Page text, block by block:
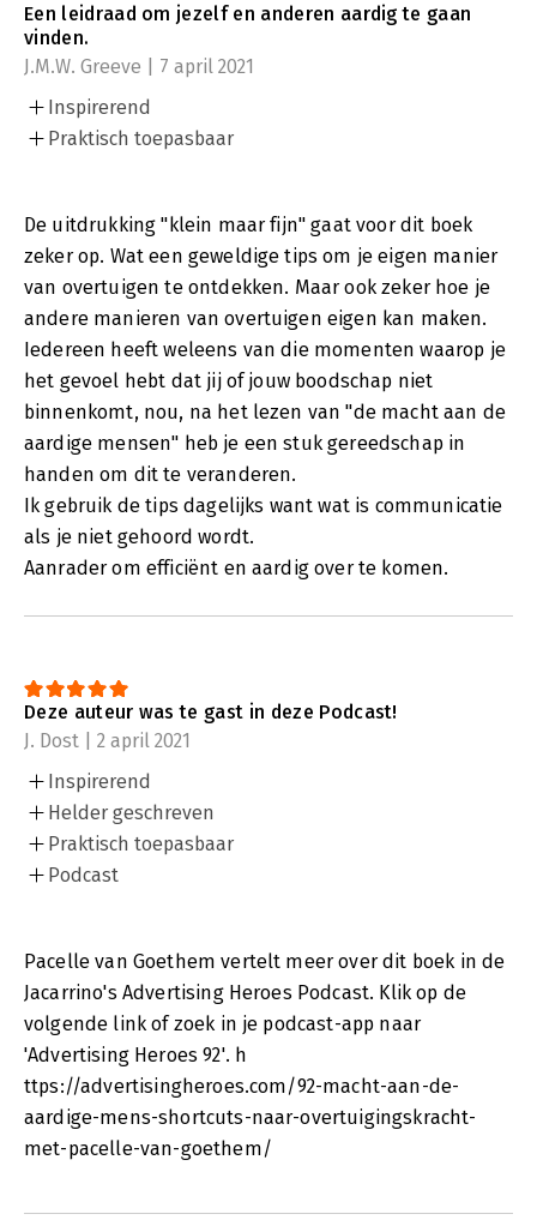
Een leidraad om jezelf en anderen aardig te gaan
vinden.
J.M.W. Greeve | 7 april 2021
Inspirerend
Praktisch toepasbaar
De uitdrukking "klein maar fijn" gaat voor dit boek
zeker op. Wat een geweldige tips om je eigen manier
van overtuigen te ontdekken. Maar ook zeker hoe je
andere manieren van overtuigen eigen kan maken.
Iedereen heeft weleens van die momenten waarop je
het gevoel hebt dat jij of jouw boodschap niet
binnenkomt, nou, na het lezen van "de macht aan de
aardige mensen" heb je een stuk gereedschap in
handen om dit te veranderen.
Ik gebruik de tips dagelijks want wat is communicatie
als je niet gehoord wordt.
Aanrader om efficiënt en aardig over te komen.
Deze auteur was te gast in deze Podcast!
J. Dost | 2 april 2021
Inspirerend
Helder geschreven
Praktisch toepasbaar
Podcast
Pacelle van Goethem vertelt meer over dit boek in de
Jacarrino's Advertising Heroes Podcast. Klik op de
volgende link of zoek in je podcast-app naar
'Advertising Heroes 92'. h
ttps://advertisingheroes.com/92-macht-aan-de-
aardige-mens-shortcuts-naar-overtuigingskracht-
met-pacelle-van-goethem/